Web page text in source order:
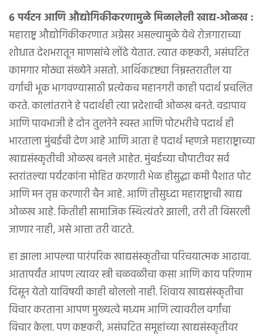
६ पर्यटन आणि औद्योगिकीकरणामुळे मिळालेली खाद्य-ओळख :
महाराष्ट्र औद्योगिकीकरणात अग्रेसर असल्यामुळे येथे रोजगाराच्या
शोधात देशभरातून माणसांचे लोंढे येतात. त्यात कष्टकरी, असंघटित
कामगार मोठ्या संख्येने असतो. आर्थिकदृष्ट्या निम्नस्तरातील या
वर्गाची भूक भागवण्यासाठी प्रत्येकच महानगरी काही पदार्थ प्रचलित
करते. कालांतराने हे पदार्थही त्या प्रदेशाची ओळख बनते. वडापाव
आणि पावभाजी हे दोन तुलनेने स्वस्त आणि पोटभरीचे पदार्थ ही
भारताला मुंबईची देण आहे आणि आता हे पदार्थ म्हणजे महाराष्ट्राच्या
खाद्यसंस्कृतीची ओळख बनले आहेत. मुंबईच्या चौपाटीवर सर्व
स्तरांतल्या पर्यटकांना मोहित करणारी भेळ हीसुद्धा कमी पैशात पोट
आणि मन तृप्त करणारी चैन आहे. आणि तीसुध्दा महाराष्ट्राची खाद्य
ओळख आहे. कितीही सामाजिक स्थित्यंतरे झाली, तरी ती विसरली
जाणार नाही, असे आत्ता तरी वाटते.
हा झाला आपल्या पारंपरिक खाद्यसंस्कृतीचा परिचयात्मक आढावा.
आतापर्यंत आपण त्यावर स्त्री चळवळीचा कसा आणि काय परिणाम
दिसून येतो याविषयी काही बोललो नाही. शिवाय खाद्यसंस्कृतीचा
विचार करताना आपण मुख्यत्वे मध्यम आणि त्यावरील वर्गांचा
विचार केला. पण कष्टकरी, असंघटित समूहांच्या खाद्यसंस्कृतीवर